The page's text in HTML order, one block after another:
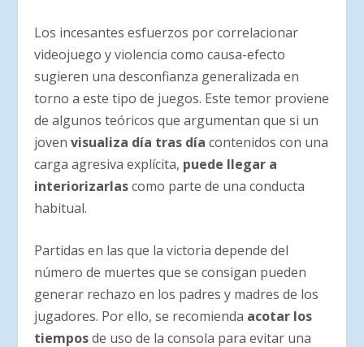
Los incesantes esfuerzos por correlacionar
videojuego y violencia como causa-efecto
sugieren una desconfianza generalizada en
torno a este tipo de juegos. Este temor proviene
de algunos teóricos que argumentan que si un
jovenvisualiza día tras día contenidos con una
carga agresiva explícita, puede llegar a
interiorizarlascomo parte de una conducta
habitual.
Partidas en las que la victoria depende del
número de muertes que se consigan pueden
generar rechazo en los padres y madres de los
jugadores. Por ello, se recomienda acotar los
tiemposde uso de la consola para evitar una